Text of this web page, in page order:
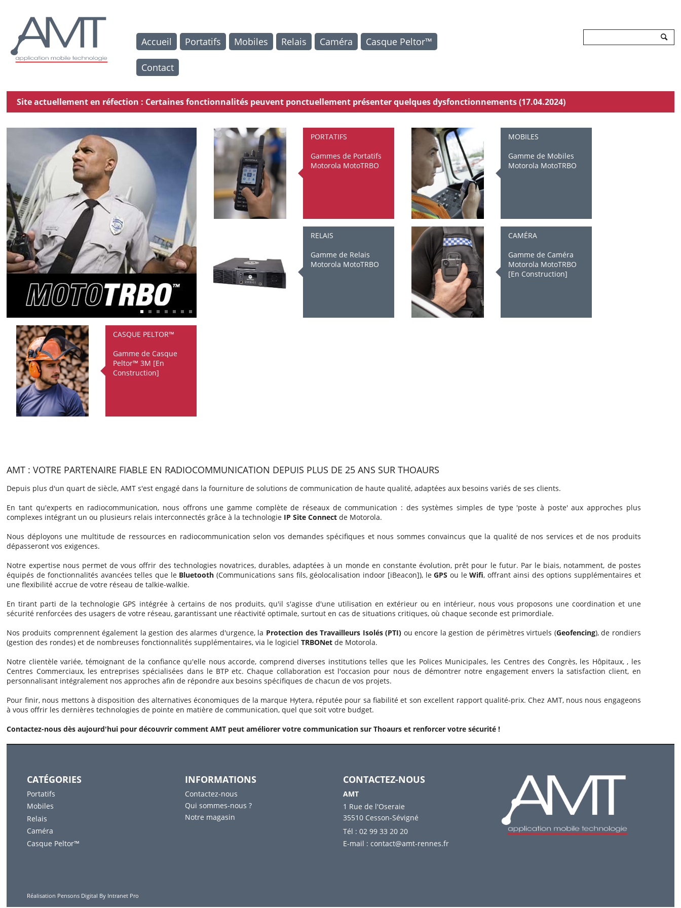
Accueil Portatifs Mobiles Relais Caméra Casque Peltor™
Contact
Site actuellement en réfection : Certaines fonctionnalités peuvent ponctuellement présenter quelques dysfonctionnements (17.04.2024)
NOS GAMMES DE PRODUITS MOTOROLA
PORTATIFS
Gammes de Portatifs
Motorola MotoTRBO
MOBILES
Gamme de Mobiles
Motorola MotoTRBO
RELAIS
Gamme de Relais
Motorola MotoTRBO
CAMÉRA
Gamme de Caméra
Motorola MotoTRBO
[En Construction]
CASQUE PELTOR™
Gamme de Casque
Peltor™ 3M [En
Construction]
AMT : VOTRE PARTENAIRE FIABLE EN RADIOCOMMUNICATION DEPUIS PLUS DE 25 ANS SUR THOAURS
Depuis plus d'un quart de siècle, AMT s'est engagé dans la fourniture de solutions de communication de haute qualité, adaptées aux besoins variés de ses clients.
En tant qu'experts en radiocommunication, nous offrons une gamme complète de réseaux de communication : des systèmes simples de type 'poste à poste' aux approches plus
complexes intégrant un ou plusieurs relais interconnectés grâce à la technologie IP Site Connect de Motorola.
Nous déployons une multitude de ressources en radiocommunication selon vos demandes spécifiques et nous sommes convaincus que la qualité de nos services et de nos produits
dépasseront vos exigences.
Notre expertise nous permet de vous offrir des technologies novatrices, durables, adaptées à un monde en constante évolution, prêt pour le futur. Par le biais, notamment, de postes
équipés de fonctionnalités avancées telles que le Bluetooth (Communications sans fils, géolocalisation indoor [iBeacon]), leGPS ou leWifi, offrant ainsi des options supplémentaires et
une flexibilité accrue de votre réseau de talkie-walkie.
En tirant parti de la technologie GPS intégrée à certains de nos produits, qu'il s'agisse d'une utilisation en extérieur ou en intérieur, nous vous proposons une coordination et une
sécurité renforcées des usagers de votre réseau, garantissant une réactivité optimale, surtout en cas de situations critiques, où chaque seconde est primordiale.
Nos produits comprennent également la gestion des alarmes d'urgence, la Protection des Travailleurs Isolés (PTI) ou encore la gestion de périmètres virtuels (Geofencing), de rondiers
(gestion des rondes) et de nombreuses fonctionnalités supplémentaires, via le logicielTRBONet de Motorola.
Notre clientèle variée, témoignant de la confiance qu'elle nous accorde, comprend diverses institutions telles que les Polices Municipales, les Centres des Congrès, les Hôpitaux, , les
Centres Commerciaux, les entreprises spécialisées dans le BTP etc. Chaque collaboration est l'occasion pour nous de démontrer notre engagement envers la satisfaction client, en
personnalisant intégralement nos approches afin de répondre aux besoins spécifiques de chacun de vos projets.
Pour finir, nous mettons à disposition des alternatives économiques de la marque Hytera, réputée pour sa fiabilité et son excellent rapport qualité-prix. Chez AMT, nous nous engageons
à vous offrir les dernières technologies de pointe en matière de communication, quel que soit votre budget.
Contactez-nous dès aujourd'hui pour découvrir comment AMT peut améliorer votre communication sur Thoaurs et renforcer votre sécurité !
CATÉGORIES
Portatifs
Mobiles
Relais
Caméra
Casque Peltor™
INFORMATIONS
Contactez-nous
Qui sommes-nous ?
Notre magasin
CONTACTEZ-NOUS
AMT
1 Rue de l'Oseraie
35510 Cesson-Sévigné
Tél : 02 99 33 20 20
E-mail :contact@amt-rennes.fr
Réalisation Pensons Digital By Intranet Pro